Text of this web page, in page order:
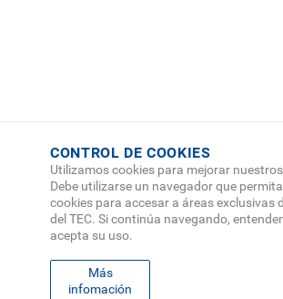
CONTROL DE COOKIES
Utilizamos cookies para mejorar
Debe utilizarse un navegador que
cookies para accesar a áreas exclusivas
del TEC. Si continúa navegando,
acepta su uso.
Más
infomación